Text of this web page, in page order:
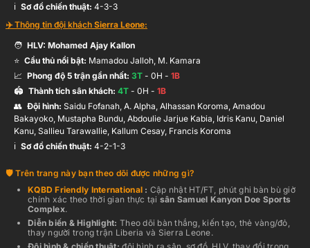
ℹ️️ Sơ đồ chiến thuật: 4-3-3
✈️ Thông tin đội khách Sierra Leone:
🧑 HLV: Mohamed Ajay Kallon
⭐ Cầu thủ nổi bật: Mamadou Jalloh, M. Kamara
📈 Phong độ 5 trận gần nhất: 3T - 0H - 1B
🏟️ Thành tích sân khách: 4T - 0H - 1B
👥 Đội hình: Saidu Fofanah, A. Alpha, Alhassan Koroma, Amadou
Bakayoko, Mustapha Bundu, Abdoulie Jarjue Kabia, Idris Kanu, Daniel
Kanu, Sallieu Tarawallie, Kallum Cesay, Francis Koroma
ℹ️️ Sơ đồ chiến thuật: 4-2-1-3
Trên trang này bạn theo dõi được những gì?
KQBDFriendly International : Cập nhật HT/FT, phút ghi bàn bù giờ
chính xác theo thời gian thực tại sân Samuel Kanyon Doe Sports
Complex.
Diễn biến & Highlight: Theo dõi bàn thắng, kiến tạo, thẻ vàng/đỏ,
thay người trong trận Liberia và Sierra Leone.